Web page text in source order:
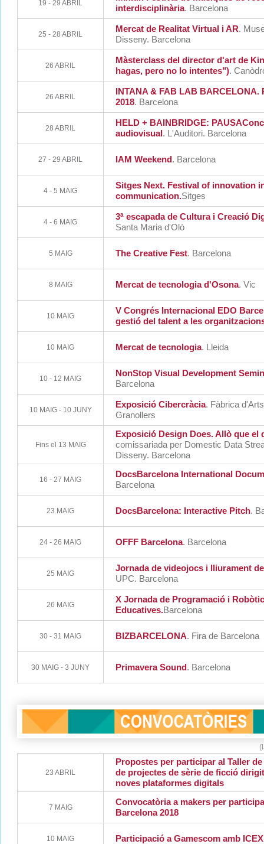
19 - 29 ABRIL
interdisciplinària. Barcelona
25 - 28 ABRIL
Mercat de Realitat Virtual i AR.
Disseny. Barcelona
26 ABRIL
Màsterclass del director d'art de
hagas, pero no lo intentes").
26 ABRIL
INTANA & FAB LAB BARCELONA.
2018. Barcelona
28 ABRIL
HELD + BAINBRIDGE:
audiovisual. L'Auditori. Barcelona
27 - 29 ABRIL IAM Weekend. Barcelona
4 - 5 MAIG
Sitges Next. Festival of innovation
communication.Sitges
4 - 6 MAIG
3ª escapada de Cultura i Creació
Santa Maria d'Olò
5 MAIG The Creative Fest. Barcelona
8 MAIG Mercat de tecnologia d'Osona. Vic
10 MAIG
V Congrés Internacional EDO
gestió del talent a les
10 MAIG Mercat de tecnologia. Lleida
10 - 12 MAIG
NonStop Visual Development
Barcelona
10 MAIG - 10 JUNY
Exposició Cibercràcia. Fàbrica
Granollers
Fins el 13 MAIG
Exposició Design Does. Allò que el
comissariada per Domestic Data
Disseny. Barcelona
16 - 27 MAIG
DocsBarcelona International
Barcelona
23 MAIG DocsBarcelona: Interactive Pitch.
24 - 26 MAIG OFFF Barcelona. Barcelona
25 MAIG
Jornada de videojocs i lliurament
UPC. Barcelona
26 MAIG
X Jornada de Programació i
Educatives.Barcelona
30 - 31 MAIG BIZBARCELONA. Fira de Barcelona
30 MAIG - 3 JUNY Primavera Sound. Barcelona
23 ABRIL
Propostes per participar al Taller
de projectes de sèrie de ficció
noves plataformes digitals
7 MAIG
Convocatòria a makers per
Barcelona 2018
10 MAIG Participació a Gamescom amb ICEX